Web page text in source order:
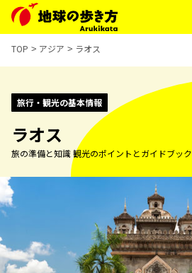
TOP アジア ラオス
旅行・観光の基本情報
ラオス
旅の準備と知識 観光のポイントとガイドブック